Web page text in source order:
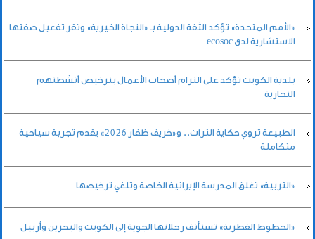
«الأمم المتحدة» تؤكد الثقة الدولية بـ «النجاة الخيرية» وتقر تفعيل صفتها
الاستشارية لدى ecosoc
بلدية الكويت تؤكد على التزام أصحاب الأعمال بترخيص أنشطتهم
التجارية
الطبيعة تروي حكاية التراث.. و«خريف ظفار 2026» يقدم تجربة سياحية
متكاملة
«التربية» تغلق المدرسة الإيرانية الخاصة وتلغي ترخيصها
«الخطوط القطرية» تستأنف رحلاتها الجوية إلى الكويت والبحرين وأربيل